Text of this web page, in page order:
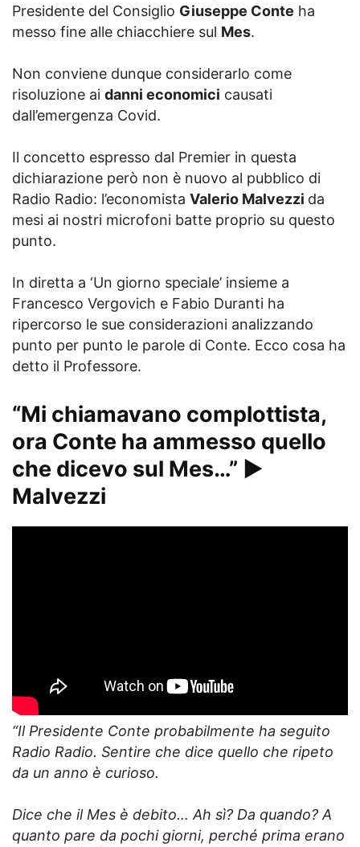
Presidente del Consiglio Giuseppe Conte ha
messo fine alle chiacchiere sul Mes.
Non conviene dunque considerarlo come
risoluzione ai danni economici causati
dall’emergenza Covid.
Il concetto espresso dal Premier in questa
dichiarazione però non è nuovo al pubblico di
Radio Radio: l’economista Valerio Malvezzi da
mesi ai nostri microfoni batte proprio su questo
punto.
In diretta a ‘Un giorno speciale’ insieme a
Francesco Vergovich e Fabio Duranti ha
ripercorso le sue considerazioni analizzando
punto per punto le parole di Conte. Ecco cosa ha
detto il Professore.
“Mi chiamavano complottista,
ora Conte ha ammesso quello
che dicevo sul Mes…” ►
Malvezzi
“Il Presidente Conte probabilmente ha seguito
Radio Radio. Sentire che dice quello che ripeto
da un anno è curioso.
Dice che il Mes è debito… Ah sì? Da quando? A
quanto pare da pochi giorni, perché prima erano